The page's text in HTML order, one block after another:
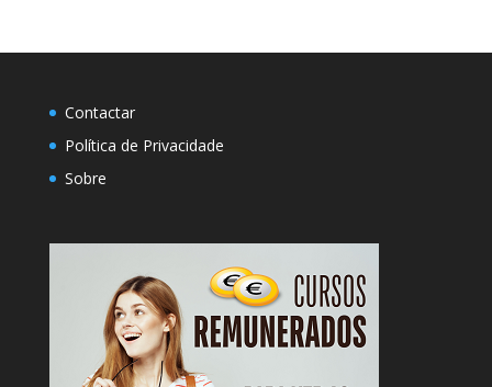
Contactar
Política de Privacidade
Sobre